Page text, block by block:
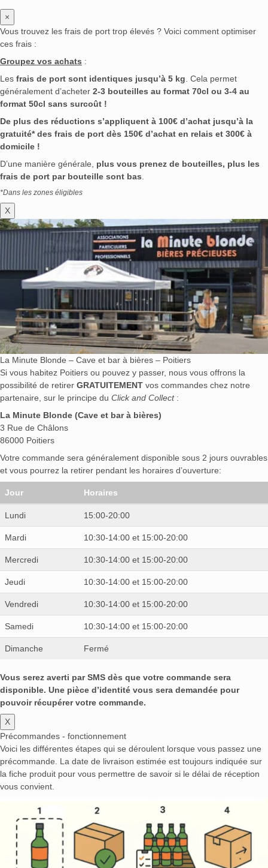
×
Vous trouvez les frais de port trop élevés ? Voici comment optimiser
ces frais :
Groupez vos achats :
Les frais de port sont identiques jusqu’à 5 kg. Cela permet
généralement d’acheter 2-3 bouteilles au format 70cl ou 3-4 au
format 50cl sans surcoût !
De plus des réductions s’appliquent à 100€ d’achat jusqu’à la
gratuité* des frais de port dès 150€ d’achat en relais et 300€ à
domicile !
D’une manière générale, plus vous prenez de bouteilles, plus les
frais de port par bouteille sont bas.
*Dans les zones éligibles
X
La Minute Blonde – Cave et bar à bières – Poitiers
Si vous habitez Poitiers ou pouvez y passer, nous vous offrons la
possibilité de retirer GRATUITEMENT vos commandes chez notre
partenaire, sur le principe du Click and Collect:
La Minute Blonde (Cave et bar à bières)
3 Rue de Châlons
86000 Poitiers
Votre commande sera généralement disponible sous 2 jours ouvrables
et vous pourrez la retirer pendant les horaires d’ouverture:
Jour Horaires
Lundi 15:00-20:00
Mardi 10:30-14:00 et 15:00-20:00
Mercredi 10:30-14:00 et 15:00-20:00
Jeudi 10:30-14:00 et 15:00-20:00
Vendredi 10:30-14:00 et 15:00-20:00
Samedi 10:30-14:00 et 15:00-20:00
Dimanche Fermé
Vous serez averti par SMS dès que votre commande sera
disponible. Une pièce d’identité vous sera demandée pour
pouvoir récupérer votre commande.
X
Précommandes - fonctionnement
Voici les différentes étapes qui se déroulent lorsque vous passez une
précommande. La date de livraison estimée est toujours indiquée sur
la fiche produit pour vous permettre de savoir si le délai de réception
vous convient.